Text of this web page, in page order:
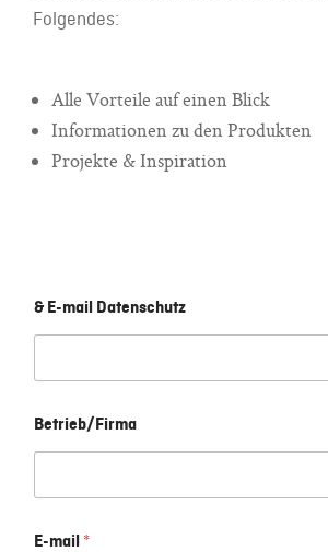
Folgendes:
Alle Vorteile auf einen Blick
Informationen zu den Produkten
Projekte & Inspiration
& E-mail Datenschutz
Betrieb/Firma
E-mail *